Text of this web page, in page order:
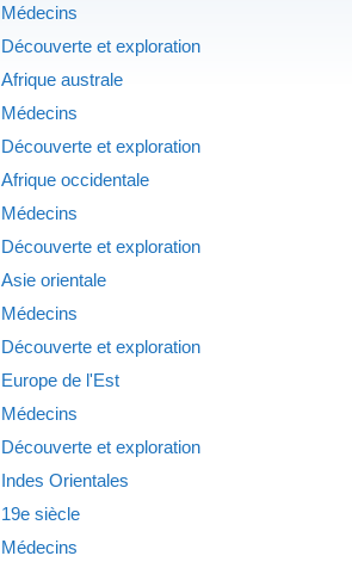
Médecins
Découverte et exploration
Afrique australe
Médecins
Découverte et exploration
Afrique occidentale
Médecins
Découverte et exploration
Asie orientale
Médecins
Découverte et exploration
Europe de l'Est
Médecins
Découverte et exploration
Indes Orientales
19e siècle
Médecins